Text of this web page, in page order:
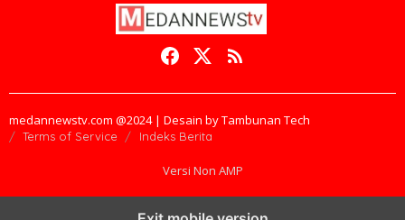
medannewstv.com @2024 | Desain by Tambunan Tech
Terms of Service Indeks Berita
Versi Non AMP